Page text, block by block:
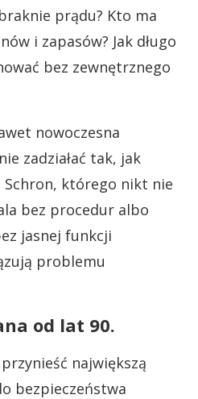
prądu? Kto ma
i zapasów? Jak długo
bez zewnętrznego
nowoczesna
zadziałać tak, jak
Schron, którego nikt nie
bez procedur albo
jasnej funkcji
problemu
od lat 90.
największą
bezpieczeństwa